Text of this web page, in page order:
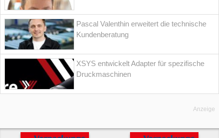
Pascal Valenthin erweitert die technische
Kundenberatung
XSYS entwickelt Adapter für spezifische
Druckmaschinen
Anzeige